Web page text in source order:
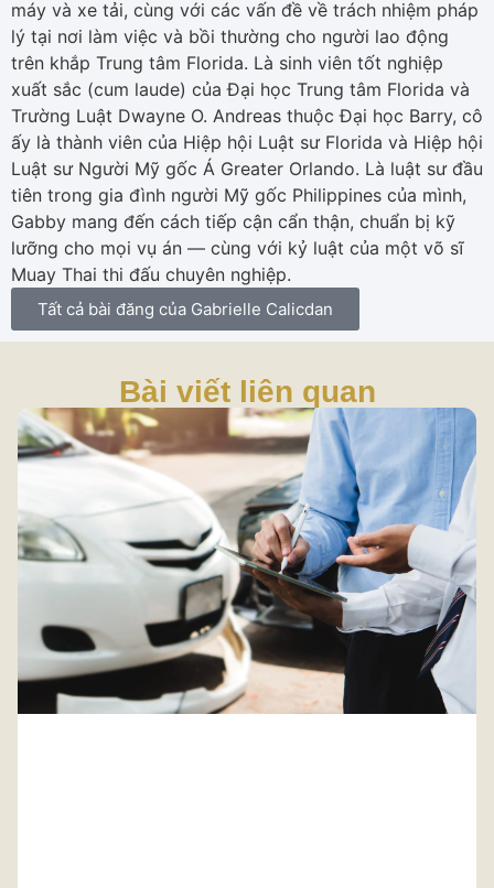
máy và xe tải, cùng với các vấn đề về trách nhiệm pháp
lý tại nơi làm việc và bồi thường cho người lao động
trên khắp Trung tâm Florida. Là sinh viên tốt nghiệp
xuất sắc (cum laude) của Đại học Trung tâm Florida và
Trường Luật Dwayne O. Andreas thuộc Đại học Barry, cô
ấy là thành viên của Hiệp hội Luật sư Florida và Hiệp hội
Luật sư Người Mỹ gốc Á Greater Orlando. Là luật sư đầu
tiên trong gia đình người Mỹ gốc Philippines của mình,
Gabby mang đến cách tiếp cận cẩn thận, chuẩn bị kỹ
lưỡng cho mọi vụ án — cùng với kỷ luật của một võ sĩ
Muay Thai thi đấu chuyên nghiệp.
Tất cả bài đăng của Gabrielle Calicdan
Bài viết liên quan